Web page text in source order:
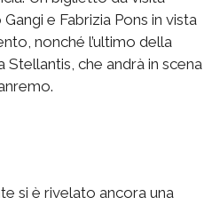
e Fabrizia Pons in vista
nonché l’ultimo della
Stellantis, che andrà in scena
si è rivelato ancora una